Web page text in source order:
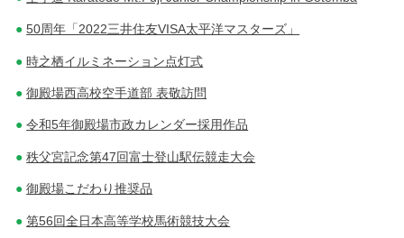
50周年「2022三井住友VISA太平洋マスターズ」
時之栖イルミネーション点灯式
御殿場西高校空手道部 表敬訪問
令和5年御殿場市政カレンダー採用作品
秩父宮記念第47回富士登山駅伝競走大会
御殿場こだわり推奨品
第56回全日本高等学校馬術競技大会